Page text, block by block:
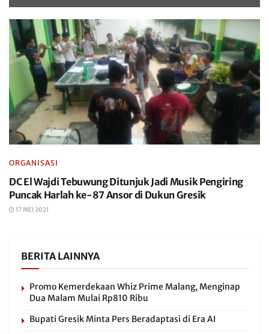
ORGANISASI
DC El Wajdi Tebuwung Ditunjuk Jadi Musik Pengiring
Puncak Harlah ke-87 Ansor di Dukun Gresik
17 MEI 2021
BERITA LAINNYA
Promo Kemerdekaan Whiz Prime Malang, Menginap
Dua Malam Mulai Rp810 Ribu
Bupati Gresik Minta Pers Beradaptasi di Era AI